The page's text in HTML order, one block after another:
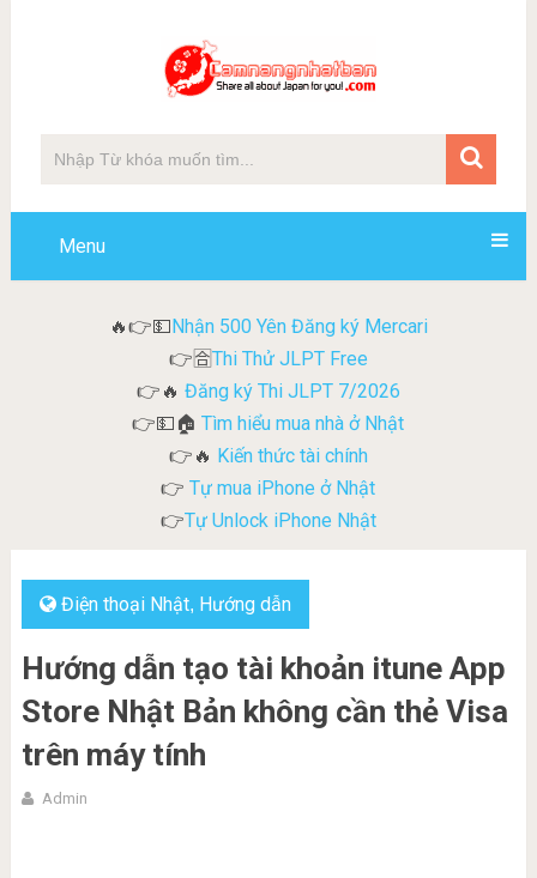
Menu
🔥👉💵Nhận 500 Yên Đăng ký Mercari
👉🈴Thi Thử JLPT Free
👉🔥 Đăng ký Thi JLPT 7/2026
👉💵🏠Tìm hiểu mua nhà ở Nhật
👉🔥 Kiến thức tài chính
👉 Tự mua iPhone ở Nhật
👉Tự Unlock iPhone Nhật
Điện thoại Nhật, Hướng dẫn
Hướng dẫn tạo tài khoản itune App
Store Nhật Bản không cần thẻ Visa
trên máy tính
Admin